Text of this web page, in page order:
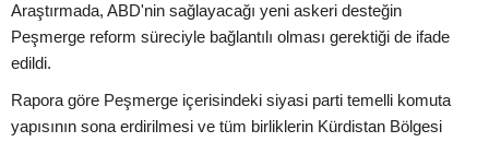
Araştırmada, ABD'nin sağlayacağı yeni askeri desteğin
Peşmerge reform süreciyle bağlantılı olması gerektiği de ifade
edildi.
Rapora göre Peşmerge içerisindeki siyasi parti temelli komuta
yapısının sona erdirilmesi ve tüm birliklerin Kürdistan Bölgesi